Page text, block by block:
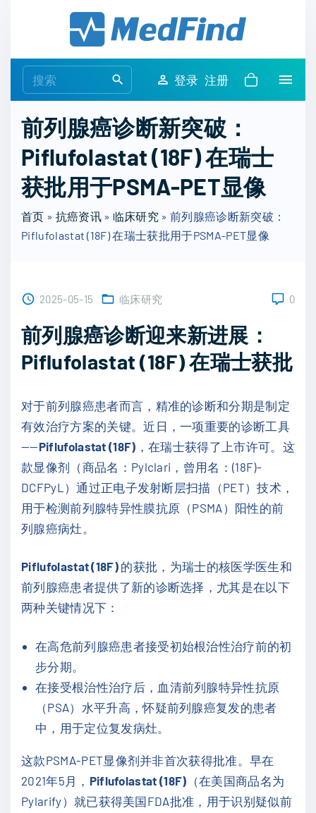
e
r
c
h
f
r
:
登录 注册
前列腺癌诊断新突破：
Piflufolastat (18F) 在瑞士
获批用于PSMA-PET显像
首页 » 抗癌资讯» 临床研究 »前列腺癌诊断新突破：
Piflufolastat (18F) 在瑞士获批用于PSMA-PET显像
2025-05-15 临床研究 0
前列腺癌诊断迎来新进展：
Piflufolastat (18F) 在瑞士获批
对于前列腺癌患者而言，精准的诊断和分期是制定
有效治疗方案的关键。近日，一项重要的诊断工具
——Piflufolastat (18F) ，在瑞士获得了上市许可。这
款显像剂（商品名：Pylclari，曾用名：(18F)-
DCFPyL）通过正电子发射断层扫描（PET）技术，
用于检测前列腺特异性膜抗原（PSMA）阳性的前
列腺癌病灶。
Piflufolastat (18F) 的获批，为瑞士的核医学医生和
前列腺癌患者提供了新的诊断选择，尤其是在以下
两种关键情况下：
在高危前列腺癌患者接受初始根治性治疗前的初
步分期。
在接受根治性治疗后，血清前列腺特异性抗原
（PSA）水平升高，怀疑前列腺癌复发的患者
中，用于定位复发病灶。
这款PSMA-PET显像剂并非首次获得批准。早在
2021年5月， Piflufolastat (18F) （在美国商品名为
Pylarify）就已获得美国FDA批准，用于识别疑似前